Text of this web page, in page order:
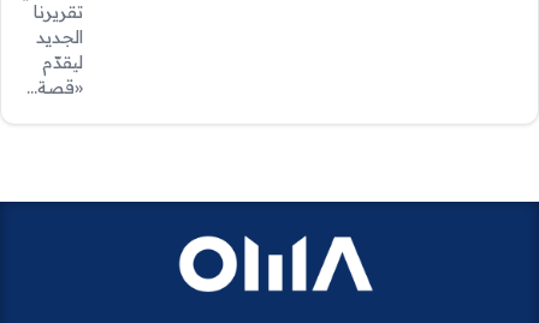
تقريرنا
الجديد
ليقدّم
«قصة…